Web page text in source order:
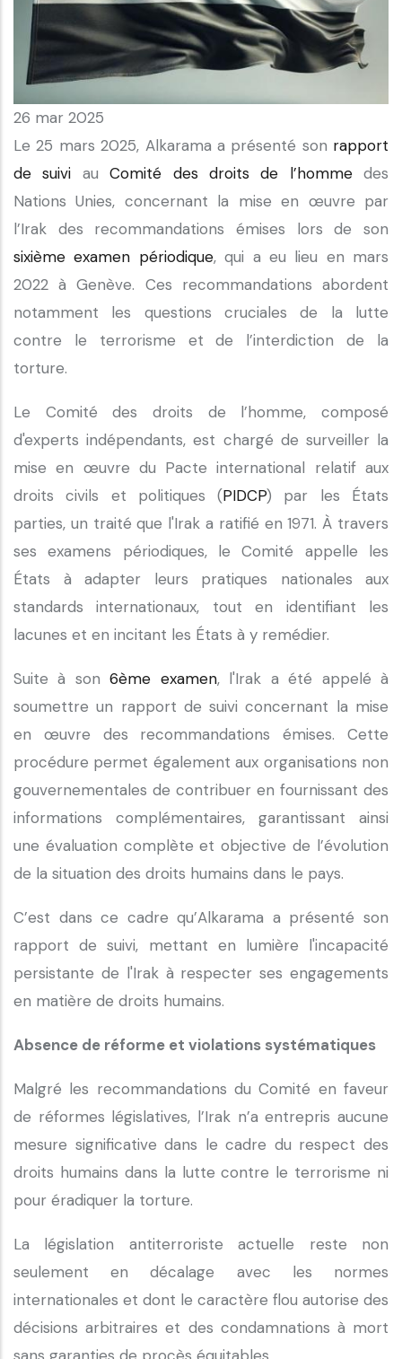
26 mar 2025
Le 25 mars 2025, Alkarama a présenté son rapport
de suivi auComité des droits de l’hommedes
Nations Unies, concernant la mise en œuvre par
l’Irak des recommandations émises lors de son
sixième examen périodique, qui a eu lieu en mars
2022 à Genève. Ces recommandations abordent
notamment les questions cruciales de la lutte
contre le terrorisme et de l’interdiction de la
torture.
Le Comité des droits de l’homme, composé
d'experts indépendants, est chargé de surveiller la
mise en œuvre du Pacte international relatif aux
droits civils et politiques (PIDCP) par les États
parties, un traité que l'Irak a ratifié en 1971. À travers
ses examens périodiques, le Comité appelle les
États à adapter leurs pratiques nationales aux
standards internationaux, tout en identifiant les
lacunes et en incitant les États à y remédier.
Suite à son6ème examen, l'Irak a été appelé à
soumettre un rapport de suivi concernant la mise
en œuvre des recommandations émises. Cette
procédure permet également aux organisations non
gouvernementales de contribuer en fournissant des
informations complémentaires, garantissant ainsi
une évaluation complète et objective de l’évolution
de la situation des droits humains dans le pays.
C’est dans ce cadre qu’Alkarama a présenté son
rapport de suivi, mettant en lumière l'incapacité
persistante de l'Irak à respecter ses engagements
en matière de droits humains.
Absence de réforme et violations systématiques
Malgré les recommandations du Comité en faveur
de réformes législatives, l’Irak n’a entrepris aucune
mesure significative dans le cadre du respect des
droits humains dans la lutte contre le terrorisme ni
pour éradiquer la torture.
La législation antiterroriste actuelle reste non
seulement en décalage avec les normes
internationales et dont le caractère flou autorise des
décisions arbitraires et des condamnations à mort